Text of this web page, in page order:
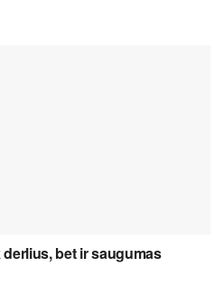
bet ir saugumas